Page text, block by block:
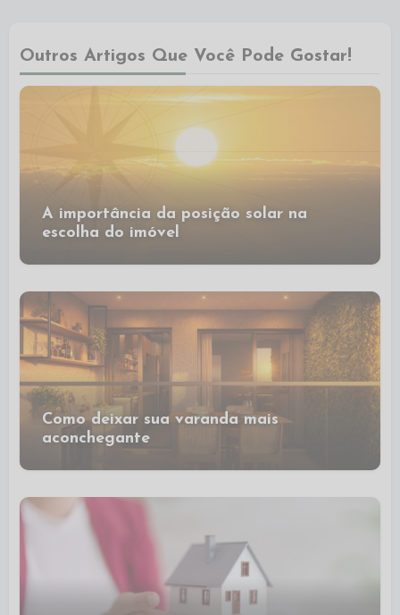
Outros Artigos Que Você Pode Gostar!
A importância da posição solar na
escolha do imóvel
Como deixar sua varanda mais
aconchegante